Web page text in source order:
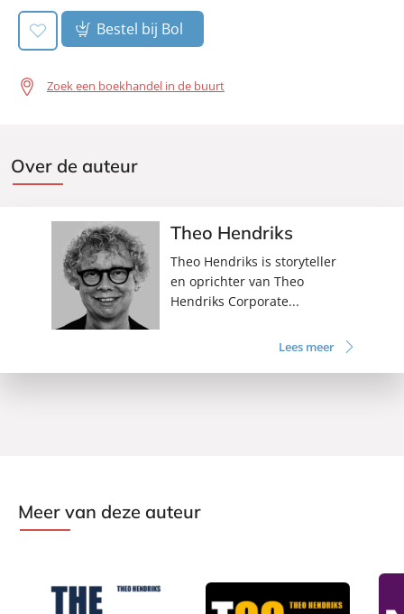
Bestel bij Bol
Zoek een boekhandel in de buurt
Over de auteur
Theo Hendriks
Theo Hendriks is storyteller
en oprichter van Theo
Hendriks Corporate...
Lees meer
Meer van deze auteur